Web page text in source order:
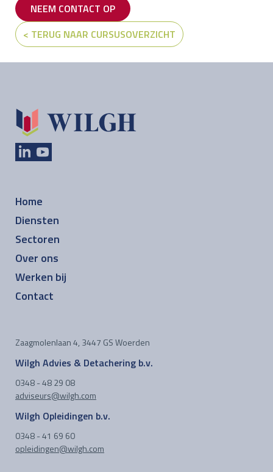
NEEM CONTACT OP
< TERUG NAAR CURSUSOVERZICHT
Home
Diensten
Sectoren
Over ons
Werken bij
Contact
Zaagmolenlaan 4, 3447 GS Woerden
Wilgh Advies & Detachering b.v.
0348 - 48 29 08
adviseurs@wilgh.com
Wilgh Opleidingen b.v.
0348 - 41 69 60
opleidingen@wilgh.com